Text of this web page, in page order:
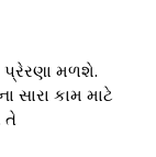
પ્રેરણા મળશે.
કામ માટે
તે